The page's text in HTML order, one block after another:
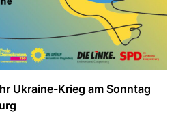
Ukraine-Krieg am Sonntag